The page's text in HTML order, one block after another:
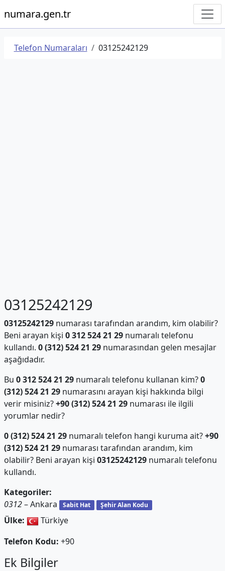
numara.gen.tr
Telefon Numaraları 03125242129
03125242129
03125242129numarası tarafından arandım, kim olabilir?
Beni arayan kişi 0 312 524 21 29numaralı telefonu
kullandı. 0 (312) 524 21 29numarasından gelen mesajlar
aşağıdadır.
Bu 0 312 524 21 29numaralı telefonu kullanan kim?0
(312) 524 21 29numarasını arayan kişi hakkında bilgi
verir misiniz?+90 (312) 524 21 29numarası ile ilgili
yorumlar nedir?
0 (312) 524 21 29numaralı telefon hangi kuruma ait?+90
(312) 524 21 29numarası tarafından arandım, kim
olabilir? Beni arayan kişi 03125242129numaralı telefonu
kullandı.
Kategoriler:
0312– Ankara Sabit Hat Şehir Alan Kodu
Ülke:
Türkiye
Telefon Kodu: +90
Ek Bilgiler